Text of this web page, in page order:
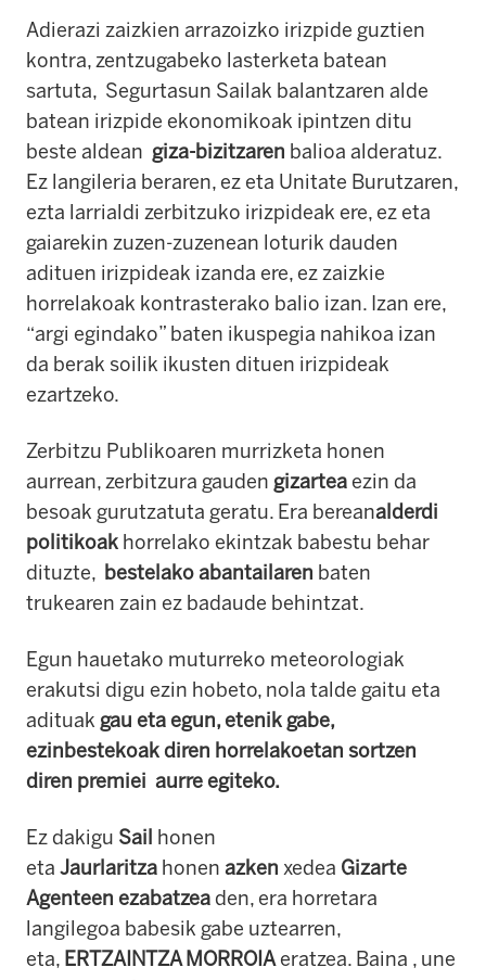
Adierazi zaizkien arrazoizko irizpide guztien
kontra, zentzugabeko lasterketa batean
sartuta, Segurtasun Sailak balantzaren alde
batean irizpide ekonomikoak ipintzen ditu
beste aldean giza-bizitzaren balioa alderatuz.
Ez langileria beraren, ez eta Unitate Burutzaren,
ezta larrialdi zerbitzuko irizpideak ere, ez eta
gaiarekin zuzen-zuzenean loturik dauden
adituen irizpideak izanda ere, ez zaizkie
horrelakoak kontrasterako balio izan. Izan ere,
“argi egindako” baten ikuspegia nahikoa izan
da berak soilik ikusten dituen irizpideak
ezartzeko.
Zerbitzu Publikoaren murrizketa honen
aurrean, zerbitzura gauden gizartea ezin da
besoak gurutzatuta geratu. Era bereanalderdi
politikoak horrelako ekintzak babestu behar
dituzte, bestelako abantailaren baten
trukearen zain ez badaude behintzat.
Egun hauetako muturreko meteorologiak
erakutsi digu ezin hobeto, nola talde gaitu eta
adituak gau eta egun, etenik gabe,
ezinbestekoak diren horrelakoetan sortzen
diren premiei aurre egiteko.
Ez dakigu Sail honen
eta Jaurlaritza honen azken xedea Gizarte
Agenteen ezabatzea den, era horretara
langilegoa babesik gabe uztearren,
eta, ERTZAINTZA MORROIAeratzea. Baina , une